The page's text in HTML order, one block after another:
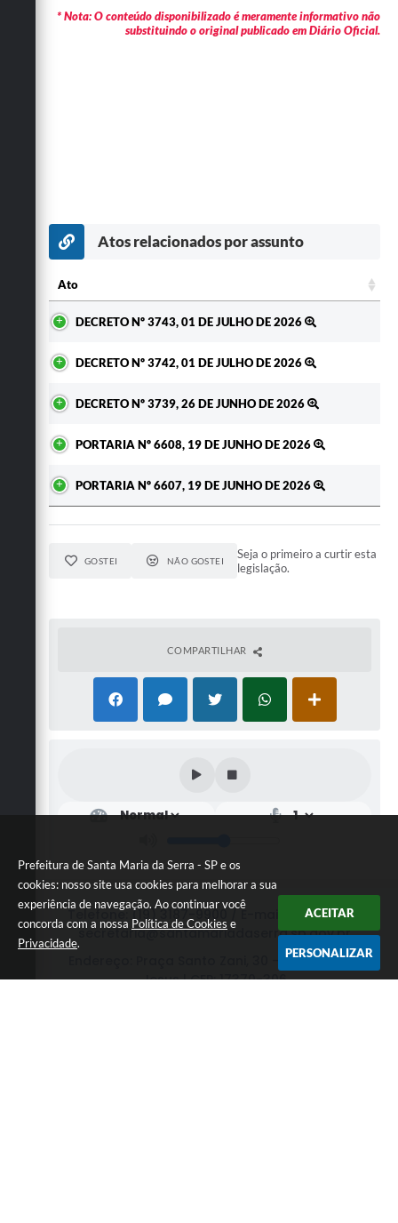
Prefeitura de Santa Maria da Serra - SP e os
cookies: nosso site usa cookies para melhorar a sua
experiência de navegação. Ao continuar você
concorda com a nossa Política de Cookies e
Privacidade.
ACEITAR
PERSONALIZAR
* Nota: O conteúdo disponibilizado é meramente informativo não
substituindo o original publicado em Diário Oficial.
Atos relacionados por assunto
Ato
DECRETO Nº 3743, 01 DE JULHO DE 2026
DECRETO Nº 3742, 01 DE JULHO DE 2026
DECRETO Nº 3739, 26 DE JUNHO DE 2026
PORTARIA Nº 6608, 19 DE JUNHO DE 2026
PORTARIA Nº 6607, 19 DE JUNHO DE 2026
GOSTEI NÃO GOSTEI
Seja o primeiro a curtir esta
legislação.
COMPARTILHAR
Telefone: (19) 3187-9900 / E-mail de contato:
secretaria@santamariadaserra.sp.gov.br
Endereço: Praça Santo Zani, 30 - Jardim Bom
Jesus | CEP: 17370-306